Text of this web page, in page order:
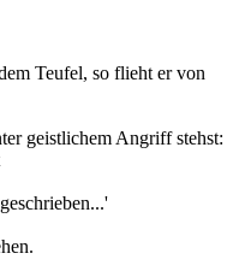
Teufel, so flieht er von
geistlichem Angriff stehst: